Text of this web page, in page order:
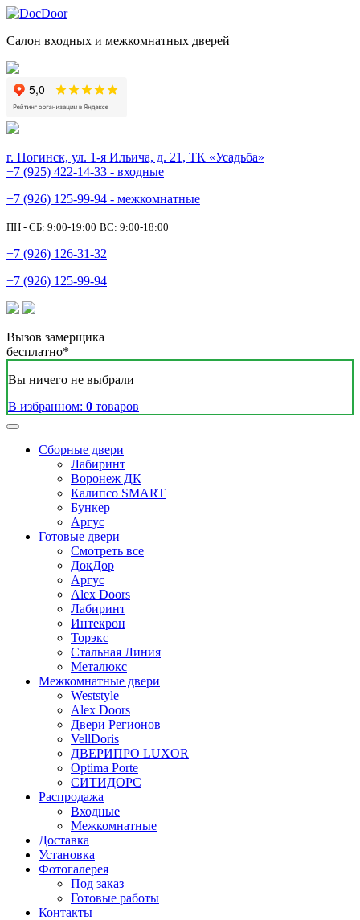
Салон входных и межкомнатных дверей
г. Ногинск, ул. 1-я Ильича, д. 21, ТК «Усадьба»
+7 (925) 422-14-33 - входные
+7 (926) 125-99-94 - межкомнатные
ПН - СБ: 9:00-19:00 ВС: 9:00-18:00
+7 (926) 126-31-32
+7 (926) 125-99-94
Вызов замерщика
бесплатно*
Вы ничего не выбрали
В избранном: 0 товаров
Сборные двери
Лабиринт
Воронеж ДК
Калипсо SMART
Бункер
Аргус
Готовые двери
Смотреть все
ДокДор
Аргус
Alex Doors
Лабиринт
Интекрон
Торэкс
Стальная Линия
Металюкс
Межкомнатные двери
Weststyle
Alex Doors
Двери Регионов
VellDoris
ДВЕРИПРО LUXOR
Optima Porte
СИТИДОРС
Распродажа
Входные
Межкомнатные
Доставка
Установка
Фотогалерея
Под заказ
Готовые работы
Контакты